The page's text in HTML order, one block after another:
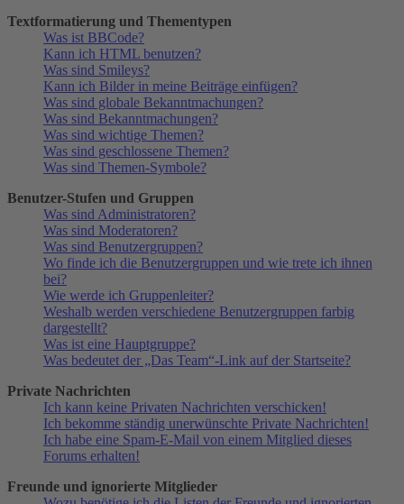
Textformatierung und Thementypen
Was ist BBCode?
Kann ich HTML benutzen?
Was sind Smileys?
Kann ich Bilder in meine Beiträge einfügen?
Was sind globale Bekanntmachungen?
Was sind Bekanntmachungen?
Was sind wichtige Themen?
Was sind geschlossene Themen?
Was sind Themen-Symbole?
Benutzer-Stufen und Gruppen
Was sind Administratoren?
Was sind Moderatoren?
Was sind Benutzergruppen?
Wo finde ich die Benutzergruppen und wie trete ich ihnen
bei?
Wie werde ich Gruppenleiter?
Weshalb werden verschiedene Benutzergruppen farbig
dargestellt?
Was ist eine Hauptgruppe?
Was bedeutet der „Das Team“-Link auf der Startseite?
Private Nachrichten
Ich kann keine Privaten Nachrichten verschicken!
Ich bekomme ständig unerwünschte Private Nachrichten!
Ich habe eine Spam-E-Mail von einem Mitglied dieses
Forums erhalten!
Freunde und ignorierte Mitglieder